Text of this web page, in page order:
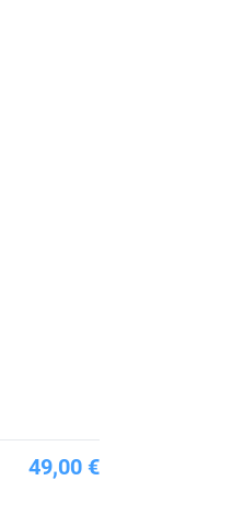
49,00 €